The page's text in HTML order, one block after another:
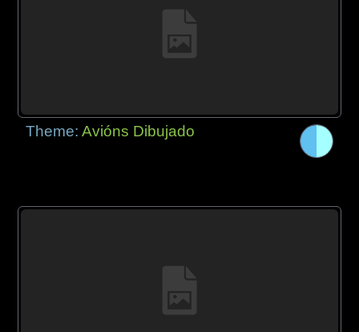
Theme:Avións Dibujado